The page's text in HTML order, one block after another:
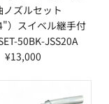
ノズルセット
）スイベル継手付
50BK-JSS20A
¥13,000